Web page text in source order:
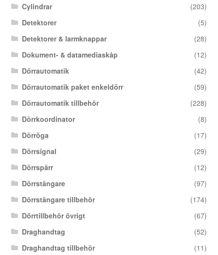
Cylindrar
(203)
Detektorer
(5)
Detektorer & larmknappar
(28)
Dokument- & datamediaskåp
(12)
Dörrautomatik
(42)
Dörrautomatik paket enkeldörr
(59)
Dörrautomatik tillbehör
(228)
Dörrkoordinator
(8)
Dörröga
(17)
Dörrsignal
(29)
Dörrspärr
(12)
Dörrstängare
(97)
Dörrstängare tillbehör
(174)
Dörrtillbehör övrigt
(67)
Draghandtag
(52)
Draghandtag tillbehör
(11)